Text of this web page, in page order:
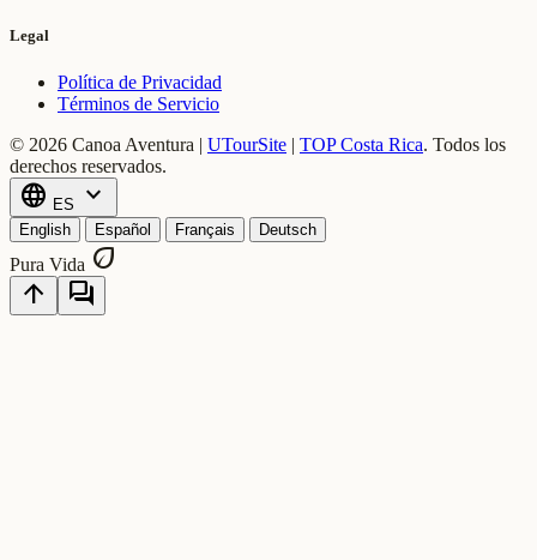
Legal
Política de Privacidad
Términos de Servicio
© 2026 Canoa Aventura | UTourSite | TOP Costa Rica. Todos los
derechos reservados.
language ES expand_more
English Español Français Deutsch
Pura Vida eco
arrow_upward
forum